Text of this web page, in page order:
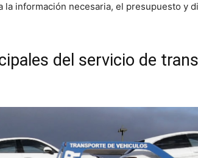
información necesaria, el presupuesto y
del servicio de